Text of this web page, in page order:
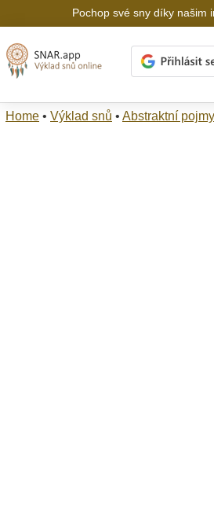
Pochop své sny díky našim
Home • Výklad snů • Abstraktní pojmy